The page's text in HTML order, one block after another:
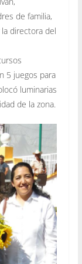
de familia,
directora del
5 juegos para
luminarias
de la zona.